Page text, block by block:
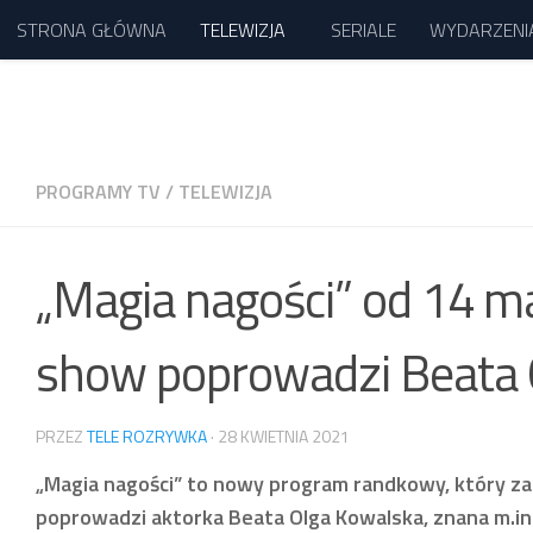
Przejdź do treści
STRONA GŁÓWNA TELEWIZJA SERIALE
PROGRAMY TV / TELEWIZJA
„Magia nagości” od 14
show poprowadzi Beata
PRZEZTELE ROZRYWKA· 28 KWIETNIA 2021
„Magia nagości” to nowy program randkowy, który
poprowadzi aktorka Beata Olga Kowalska, znana